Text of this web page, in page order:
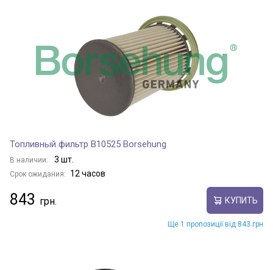
Топливный фильтр B10525 Borsehung
В наличии: 3 шт.
Срок ожидания: 12 часов
843 КУПИТЬ
Ще 1 пропозиції від 843 грн